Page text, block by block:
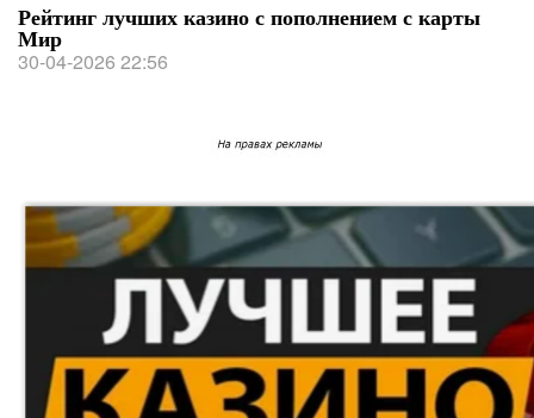
Рейтинг лучших казино с пополнением с карты
Мир
30-04-2026 22:56